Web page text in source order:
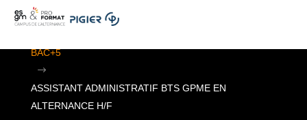
BAC+5
$
ASSISTANT ADMINISTRATIF BTS GPME EN
ALTERNANCE H/F